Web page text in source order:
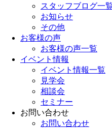
スタッフブログ一
お知らせ
その他
お客様の声
お客様の声一覧
イベント情報
イベント情報一覧
見学会
相談会
セミナー
お問い合わせ
お問い合わせ